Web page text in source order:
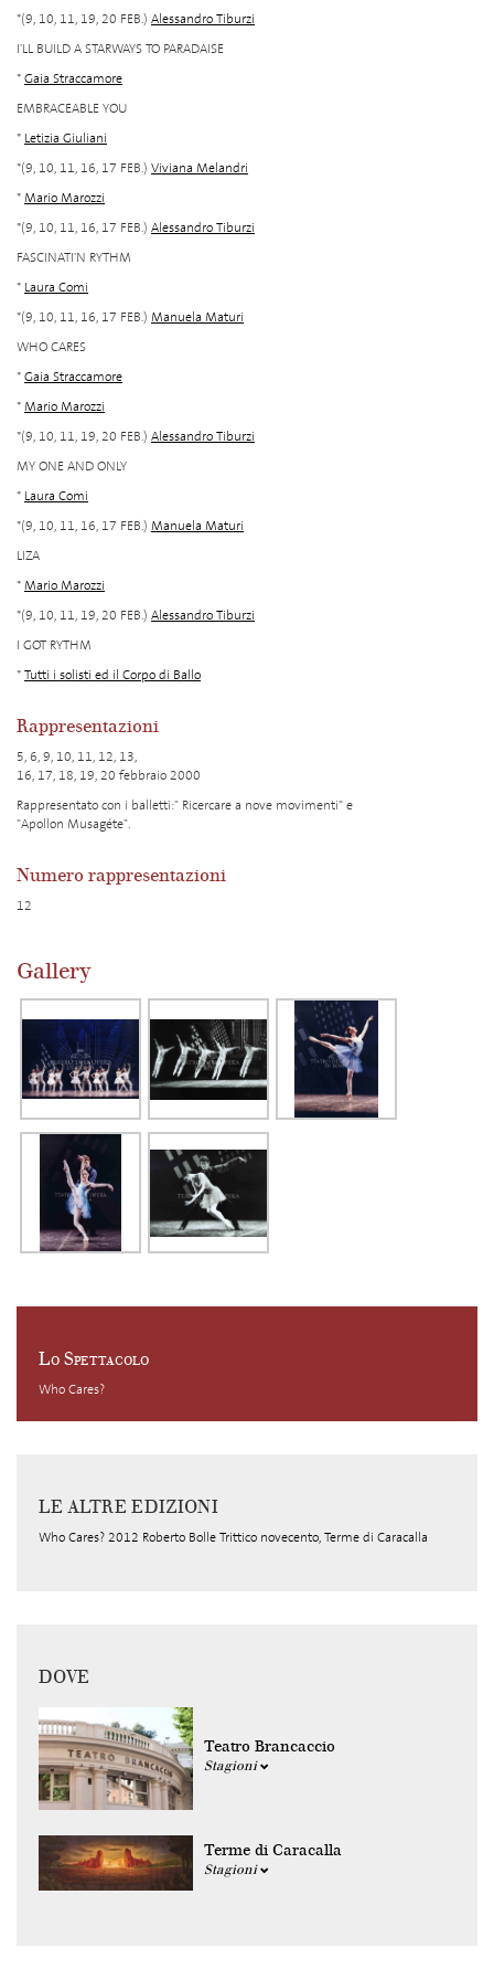
*(9, 10, 11, 19, 20 FEB.) Alessandro Tiburzi
I'LL BUILD A STARWAYS TO PARADAISE
*Gaia Straccamore
EMBRACEABLE YOU
* Letizia Giuliani
*(9, 10, 11, 16, 17 FEB.) Viviana Melandri
*Mario Marozzi
*(9, 10, 11, 16, 17 FEB.) Alessandro Tiburzi
FASCINATI'N RYTHM
* Laura Comi
*(9, 10, 11, 16, 17 FEB.) Manuela Maturi
WHO CARES
*Gaia Straccamore
*Mario Marozzi
*(9, 10, 11, 19, 20 FEB.) Alessandro Tiburzi
MY ONE AND ONLY
* Laura Comi
*(9, 10, 11, 16, 17 FEB.) Manuela Maturi
LIZA
*Mario Marozzi
*(9, 10, 11, 19, 20 FEB.) Alessandro Tiburzi
I GOT RYTHM
*Tutti i solisti ed il Corpo di Ballo
Rappresentazioni
5, 6, 9, 10, 11, 12, 13,
16, 17, 18, 19, 20 febbraio 2000
Rappresentato con i balletti:" Ricercare a nove movimenti" e
"Apollon Musagéte".
Numero rappresentazioni
12
Gallery
Lo Spettacolo
Who Cares?
LE ALTRE EDIZIONI
Who Cares? 2012 Roberto Bolle Trittico novecento, Terme di Caracalla
DOVE
Teatro Brancaccio
Stagioni
Terme di Caracalla
Stagioni